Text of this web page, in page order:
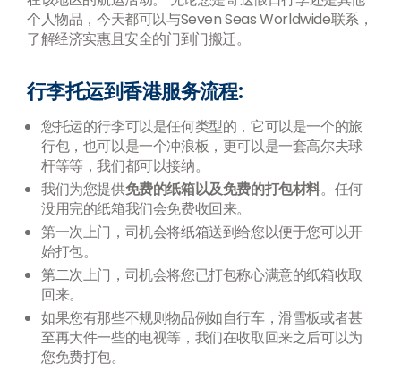
个人物品，今天都可以与Seven Seas Worldwide联系，
了解经济实惠且安全的门到门搬迁。
行李托运到香港服务流程:
您托运的行李可以是任何类型的，它可以是一个的旅
行包，也可以是一个冲浪板，更可以是一套高尔夫球
杆等等，我们都可以接纳。
我们为您提供免费的纸箱以及免费的打包材料。任何
没用完的纸箱我们会免费收回来。
第一次上门，司机会将纸箱送到给您以便于您可以开
始打包。
第二次上门，司机会将您已打包称心满意的纸箱收取
回来。
如果您有那些不规则物品例如自行车，滑雪板或者甚
至再大件一些的电视等，我们在收取回来之后可以为
您免费打包。